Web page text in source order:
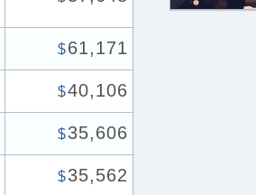
$61,171
$40,106
$35,606
$35,562